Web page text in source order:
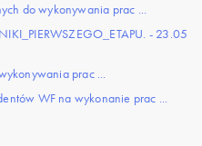
do wykonywania prac ...
- 23.05
prac ...
WF na wykonanie prac ...